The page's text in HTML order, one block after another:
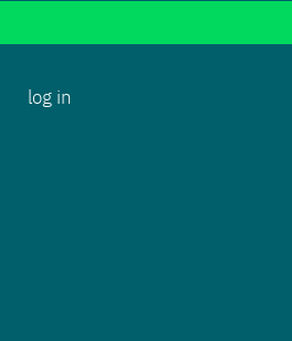
log in